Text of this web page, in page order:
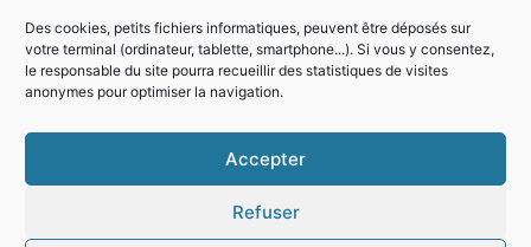
Des cookies, petits fichiers informatiques, peuvent être déposés sur
votre terminal (ordinateur, tablette, smartphone...). Si vous y consentez,
le responsable du site pourra recueillir des statistiques de visites
anonymes pour optimiser la navigation.
Accepter
Refuser
Horaires d'ouverture de la mairie